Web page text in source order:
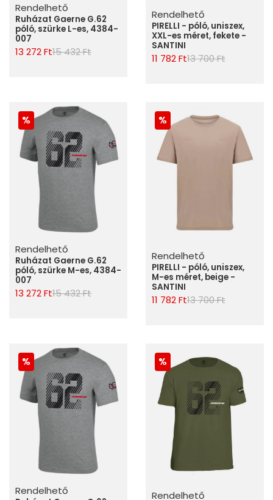
Rendelhető
Ruházat Gaerne G.62
póló, szürke L-es, 4384-
007
13 272 Ft15 432 Ft
Rendelhető
PIRELLI - póló, uniszex,
XXL-es méret, fekete -
SANTINI
11 782 Ft13 700 Ft
Rendelhető
Ruházat Gaerne G.62
póló, szürke M-es, 4384-
007
13 272 Ft15 432 Ft
Rendelhető
PIRELLI - póló, uniszex,
M-es méret, beige -
SANTINI
11 782 Ft13 700 Ft
Rendelhető Rendelhető